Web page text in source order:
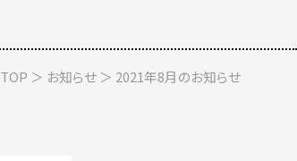
TOP ＞ お知らせ ＞ 2021年8月のお知らせ